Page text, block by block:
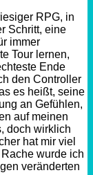
RPG, in
Schritt, eine
immer
Tour lernen,
Ende
den Controller
es heißt, seine
an Gefühlen,
auf meinen
doch wirklich
hat mir viel
wurde ich
veränderten